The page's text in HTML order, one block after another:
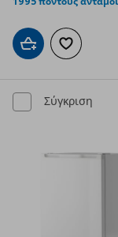
Προσθήκη στοΠροσθήκη
Σύγκριση